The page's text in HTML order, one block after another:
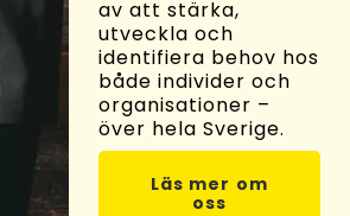
av att stärka,
utveckla och
identifiera behov hos
både individer och
organisationer –
över hela Sverige.
Läs mer om
oss